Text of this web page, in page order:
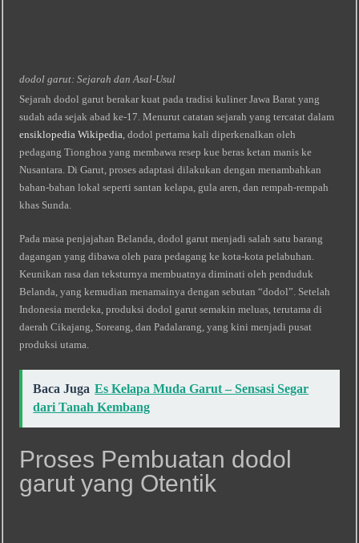
dodol garut: Sejarah dan Asal‑Usul
Sejarah dodol garut berakar kuat pada tradisi kuliner Jawa Barat yang
sudah ada sejak abad ke‑17. Menurut catatan sejarah yang tercatat dalam
ensiklopedia Wikipedia, dodol pertama kali diperkenalkan oleh
pedagang Tionghoa yang membawa resep kue beras ketan manis ke
Nusantara. Di Garut, proses adaptasi dilakukan dengan menambahkan
bahan‑bahan lokal seperti santan kelapa, gula aren, dan rempah‑rempah
khas Sunda.
Pada masa penjajahan Belanda, dodol garut menjadi salah satu barang
dagangan yang dibawa oleh para pedagang ke kota‑kota pelabuhan.
Keunikan rasa dan teksturnya membuatnya diminati oleh penduduk
Belanda, yang kemudian menamainya dengan sebutan “dodol”. Setelah
Indonesia merdeka, produksi dodol garut semakin meluas, terutama di
daerah Cikajang, Soreang, dan Padalarang, yang kini menjadi pusat
produksi utama.
Baca Juga Es Kelapa Muda Garut – Sensasi Segar
dari Tanah Kembang
Proses Pembuatan dodol
garut yang Otentik